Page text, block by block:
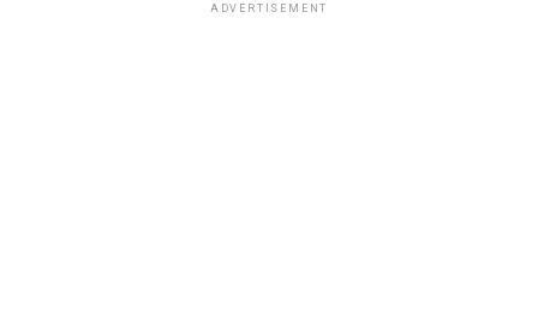
ADVERTISEMENT